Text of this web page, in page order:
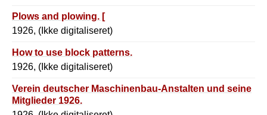
Plows and plowing. [
1926, (Ikke digitaliseret)
How to use block patterns.
1926, (Ikke digitaliseret)
Verein deutscher Maschinenbau-Anstalten und seine
Mitglieder 1926.